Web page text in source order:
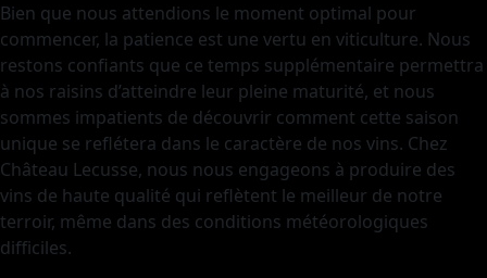
Bien que nous attendions le moment optimal pour
commencer, la patience est une vertu en viticulture. Nous
restons confiants que ce temps supplémentaire permettra
à nos raisins d’atteindre leur pleine maturité, et nous
sommes impatients de découvrir comment cette saison
unique se reflétera dans le caractère de nos vins. Chez
Château Lecusse, nous nous engageons à produire des
vins de haute qualité qui reflètent le meilleur de notre
terroir, même dans des conditions météorologiques
difficiles.